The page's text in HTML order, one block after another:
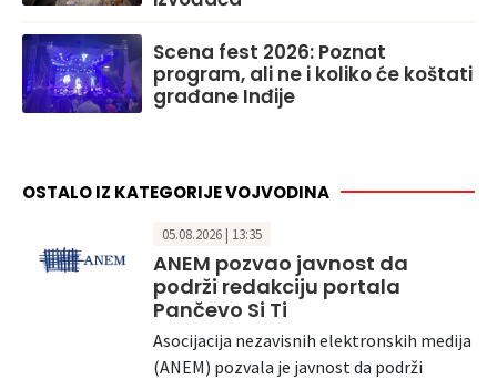
Scena fest 2026: Poznat
program, ali ne i koliko će koštati
građane Inđije
OSTALO IZ KATEGORIJE VOJVODINA
05.08.2026 | 13:35
ANEM pozvao javnost da
podrži redakciju portala
Pančevo Si Ti
Asocijacija nezavisnih elektronskih medija
(ANEM) pozvala je javnost da podrži